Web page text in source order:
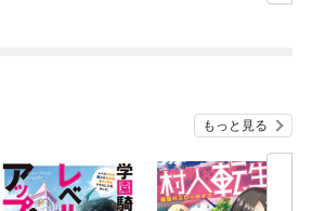
もっと見る